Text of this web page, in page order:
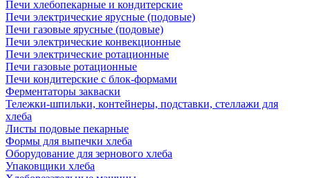
Печи хлебопекарные и кондитерские
Печи электрические ярусные (подовые)
Печи газовые ярусные (подовые)
Печи электрические конвекционные
Печи электрические ротационные
Печи газовые ротационные
Печи кондитерские с блок-формами
Ферментаторы закваски
Тележки-шпильки, контейнеры, подставки, стеллажи для
хлеба
Листы подовые пекарные
Формы для выпечки хлеба
Оборудование для зернового хлеба
Упаковщики хлеба